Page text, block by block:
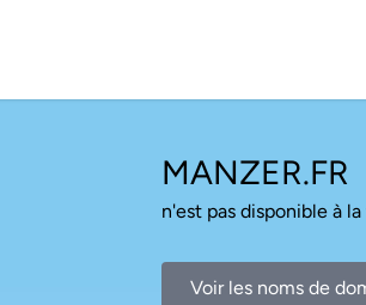
MANZER.FR
n'est pas disponible à
Voir les noms de